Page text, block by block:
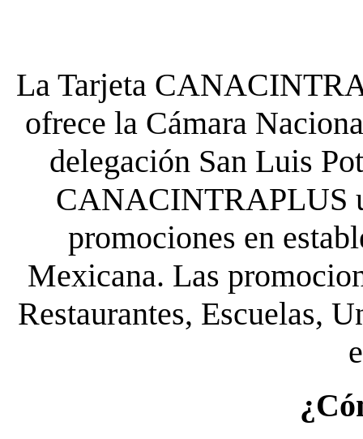
La Tarjeta
ofrece la Cámara
delegación San Luis
CANACINTRAPLUS
promociones en
Mexicana. Las
Restaurantes, Escuelas,